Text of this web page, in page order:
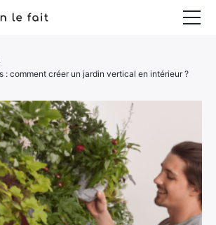
: comment créer un jardin vertical en intérieur ?